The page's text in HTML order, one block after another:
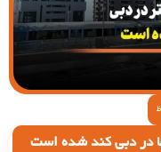
در دبی کند شده است